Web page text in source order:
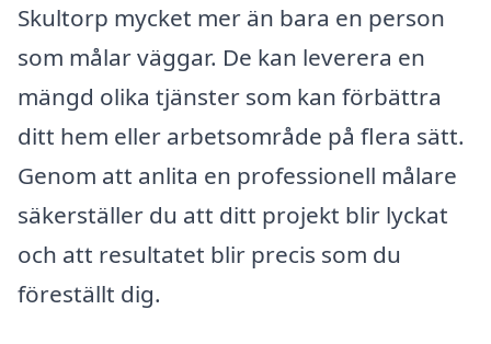
Skultorp mycket mer än bara en person
som målar väggar. De kan leverera en
mängd olika tjänster som kan förbättra
ditt hem eller arbetsområde på flera sätt.
Genom att anlita en professionell målare
säkerställer du att ditt projekt blir lyckat
och att resultatet blir precis som du
föreställt dig.